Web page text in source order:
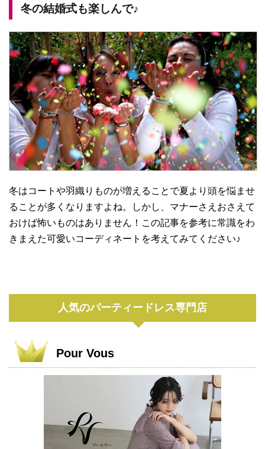
冬の結婚式も楽しんで♪
冬はコートや羽織りものが増えることで夏より頭を悩ませ
ることが多くなりますよね。しかし、マナーさえおさえて
おけば怖いものはありません！この記事を参考に常識をわ
きまえた可愛いコーディネートを考えてみてください♪
人気のパーティードレス専門店
Pour Vous